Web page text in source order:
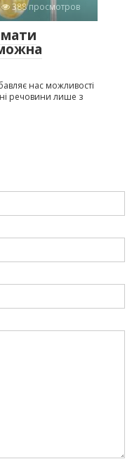
388 просмотров
нас можливості
речовини лише з